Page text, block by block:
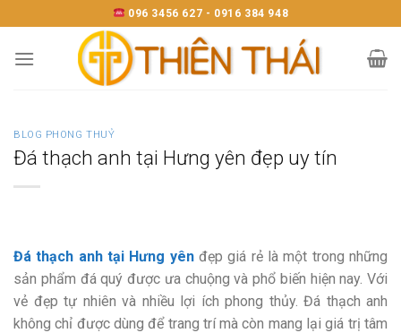
to
content
096 3456 627 - 0916 384 948
BLOG PHONG THUỶ
Đá thạch anh tại Hưng yên đẹp uy tín
Đá thạch anh tại Hưng yênđẹp giá rẻ là một trong những
sản phẩm đá quý được ưa chuộng và phổ biến hiện nay. Với
vẻ đẹp tự nhiên và nhiều lợi ích phong thủy. Đá thạch anh
không chỉ được dùng để trang trí mà còn mang lại giá trị tâm